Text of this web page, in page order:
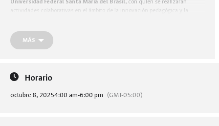
actividades colaborativas en el ámbito de la innovación pedagógica y la
enlaces de difusión de este encuentro académico:
https://www.instagram.com/p/DPM_7K7EzQ-/?
igsh=bWE0azkyY2k5aG90&img_index=1
MÁS
Horario
octubre 8, 20254:00 am-6:00 pm (GMT-05:00)